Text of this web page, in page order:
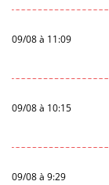
09/08 à 11:09
09/08 à 10:15
09/08 à 9:29